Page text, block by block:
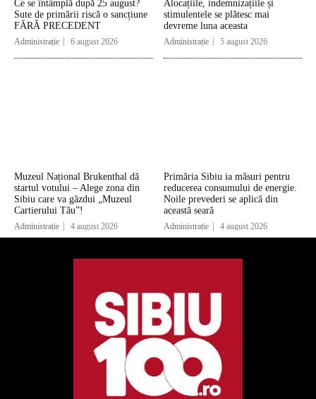
Ce se întâmplă după 25 august?
Sute de primării riscă o sancțiune
FĂRĂ PRECEDENT
Administrație 6 august 2026
Alocațiile, indemnizațiile și
stimulentele se plătesc mai
devreme luna aceasta
Administrație 5 august 2026
Muzeul Național Brukenthal dă
startul votului – Alege zona din
Sibiu care va găzdui „Muzeul
Cartierului Tău”!
Administrație 4 august 2026
Primăria Sibiu ia măsuri pentru
reducerea consumului de energie.
Noile prevederi se aplică din
această seară
Administrație 4 august 2026